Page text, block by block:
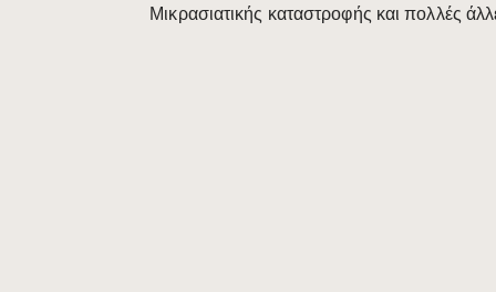
Μικρασιατικής καταστροφής και πολλές